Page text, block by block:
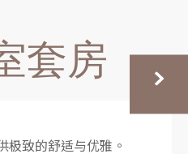
套房
极致的舒适与优雅。